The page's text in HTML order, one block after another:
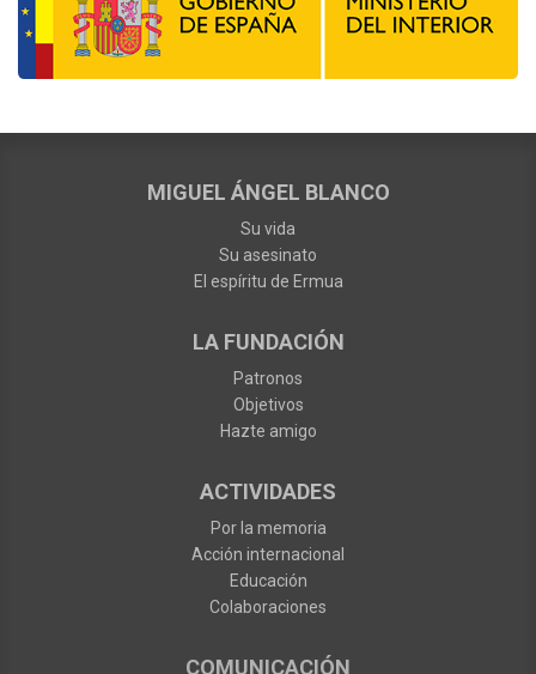
MIGUEL ÁNGEL BLANCO
Su vida
Su asesinato
El espíritu de Ermua
LA FUNDACIÓN
Patronos
Objetivos
Hazte amigo
ACTIVIDADES
Por la memoria
Acción internacional
Educación
Colaboraciones
COMUNICACIÓN